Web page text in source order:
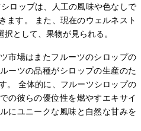
ロップは、人工の風味や色なしで
ます。 また、現在のウェルネスト
として、果物が見られる。
市場はまたフルーツのシロップの
ーツの品種がシロップの生産のた
。 全体的に、フルーツシロップの
の彼らの優位性を燃やすエキサイ
にユニークな風味と自然な甘みを